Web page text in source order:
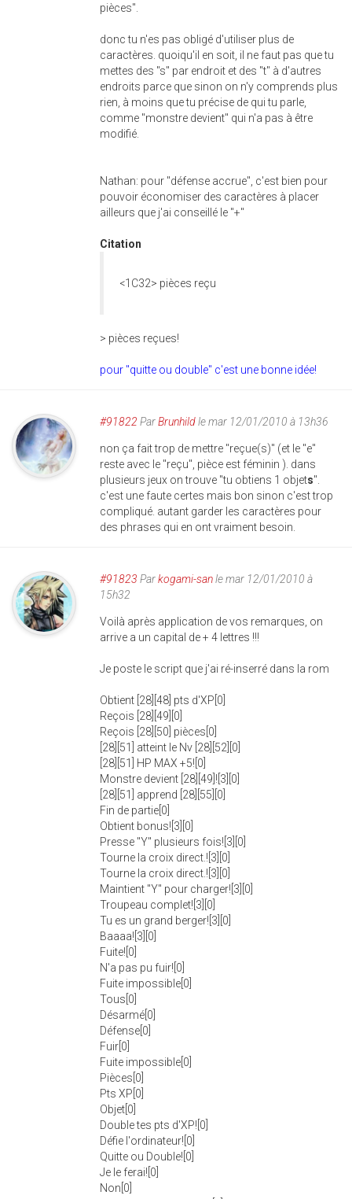
pièces".
donc tu n'es pas obligé d'utiliser plus de
caractères. quoiqu'il en soit, il ne faut pas que tu
mettes des "s" par endroit et des "t" à d'autres
endroits parce que sinon on n'y comprends plus
rien, à moins que tu précise de qui tu parle,
comme "monstre devient" qui n'a pas à être
modifié.
Nathan: pour "défense accrue", c'est bien pour
pouvoir économiser des caractères à placer
ailleurs que j'ai conseillé le "+"
Citation
<1C32> pièces reçu
> pièces reçues!
pour "quitte ou double" c'est une bonne idée!
#91822 ParBrunhildle mar 12/01/2010 à 13h36
non ça fait trop de mettre "reçue(s)" (et le "e"
reste avec le "reçu", pièce est féminin ). dans
plusieurs jeux on trouve "tu obtiens 1 objets".
c'est une faute certes mais bon sinon c'est trop
compliqué. autant garder les caractères pour
des phrases qui en ont vraiment besoin.
#91823 Parkogami-sanle mar 12/01/2010 à
15h32
Voilà après application de vos remarques, on
arrive a un capital de + 4 lettres !!!
Je poste le script que j'ai ré-inserré dans la rom
Obtient [28][48] pts d'XP[0]
Reçois [28][49][0]
Reçois [28][50] pièces[0]
[28][51] atteint le Nv [28][52][0]
[28][51] HP MAX +5![0]
Monstre devient [28][49]![3][0]
[28][51] apprend [28][55][0]
Fin de partie[0]
Obtient bonus![3][0]
Presse "Y" plusieurs fois![3][0]
Tourne la croix direct.![3][0]
Tourne la croix direct.![3][0]
Maintient "Y" pour charger![3][0]
Troupeau complet![3][0]
Tu es un grand berger![3][0]
Baaaa![3][0]
Fuite![0]
N'a pas pu fuir![0]
Fuite impossible[0]
Tous[0]
Désarmé[0]
Défense[0]
Fuir[0]
Fuite impossible[0]
Pièces[0]
Pts XP[0]
Objet[0]
Double tes pts d'XP![0]
Défie l'ordinateur![0]
Quitte ou Double![0]
Je le ferai![0]
Non[0]